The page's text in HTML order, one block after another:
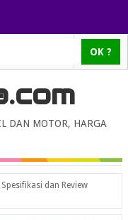
DAN MOTOR, HARGA
dan Review